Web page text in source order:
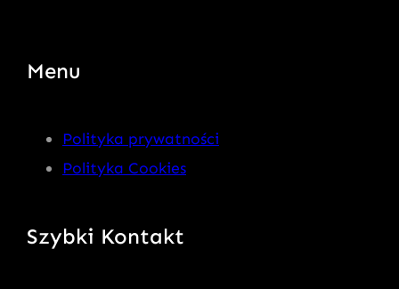
Menu
Polityka prywatności
Polityka Cookies
Szybki Kontakt